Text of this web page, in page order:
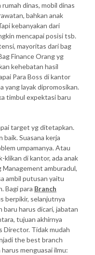
dinas, mobil dinas
bahkan anak
kebanyakan dari
mencapai posisi tsb.
mayoritas dari bag
Finance Orang yg
kehebatan hasil
Para Boss di kantor
yang layak dipromosikan.
timbul expektasi baru
target yg ditetapkan.
baik. Suasana kerja
umpamanya. Atau
klikan di kantor, ada anak
amburadul,
ambil putusan yaitu
Bagi para Branch
berpikir, selanjutnya
baru harus dicari, jabatan
tujuan akhirnya
Director. Tidak mudah
the best branch
menguasai ilmu: